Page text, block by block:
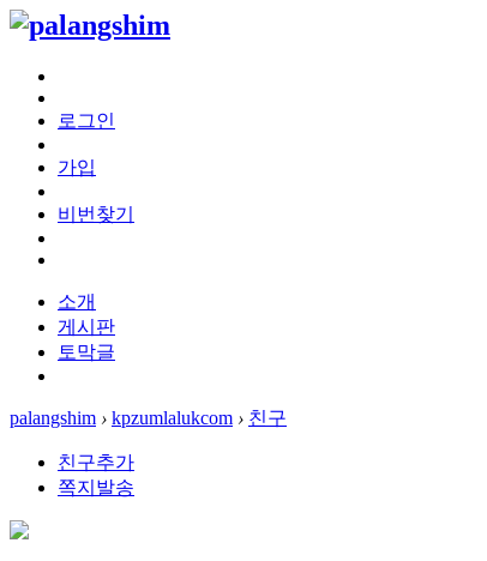
로그인
가입
비번찾기
소개
게시판
토막글
palangshim › kpzumlalukcom › 친구
친구추가
쪽지발송